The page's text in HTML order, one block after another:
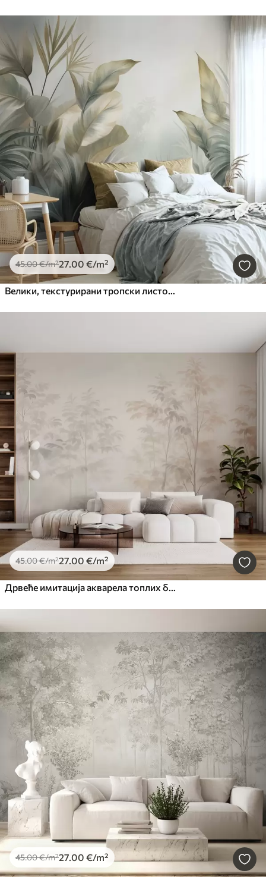
45.00€/m²27.00 €/m²
Велики, текстурирани тропски листови у пригушеним зеленим и беж тоновима, окружење џунгле
45.00€/m²27.00 €/m²
Дрвеће имитација акварела топлих боја
45.00€/m²27.00 €/m²